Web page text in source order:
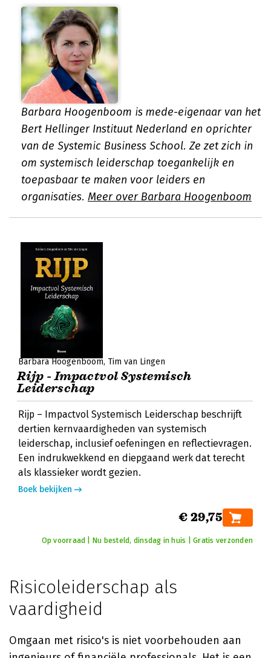
Barbara Hoogenboom is mede-eigenaar van het
Bert Hellinger Instituut Nederland en oprichter
van de Systemic Business School. Ze zet zich in
om systemisch leiderschap toegankelijk en
toepasbaar te maken voor leiders en
organisaties. Meer over Barbara Hoogenboom
Barbara Hoogenboom Tim van Lingen
Rijp - Impactvol Systemisch
Leiderschap
Rijp – Impactvol Systemisch Leiderschap beschrijft
dertien kernvaardigheden van systemisch
leiderschap, inclusief oefeningen en reflectievragen.
Een indrukwekkend en diepgaand werk dat terecht
als klassieker wordt gezien.
Boek bekijken
€ 29,75
Op voorraad | Nu besteld, dinsdag in huis | Gratis verzonden
Risicoleiderschap als
vaardigheid
Omgaan met risico's is niet voorbehouden aan